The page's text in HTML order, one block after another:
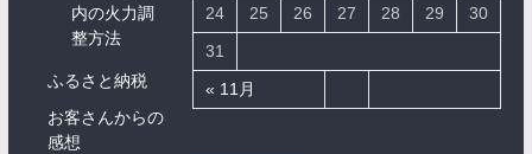
内の火力調
整方法
ふるさと納税
お客さんからの
感想
« 11月
24
25 26 27 28 29
30
31